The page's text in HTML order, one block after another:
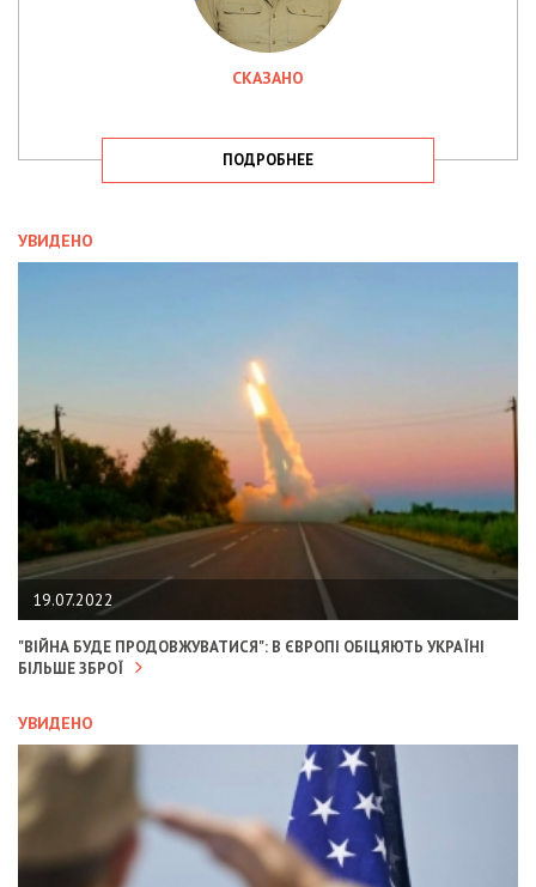
СКАЗАНО
ПОДРОБНЕЕ
УВИДЕНО
19.07.2022
"ВІЙНА БУДЕ ПРОДОВЖУВАТИСЯ": В ЄВРОПІ ОБІЦЯЮТЬ УКРАЇНІ
БІЛЬШЕ ЗБРОЇ
УВИДЕНО